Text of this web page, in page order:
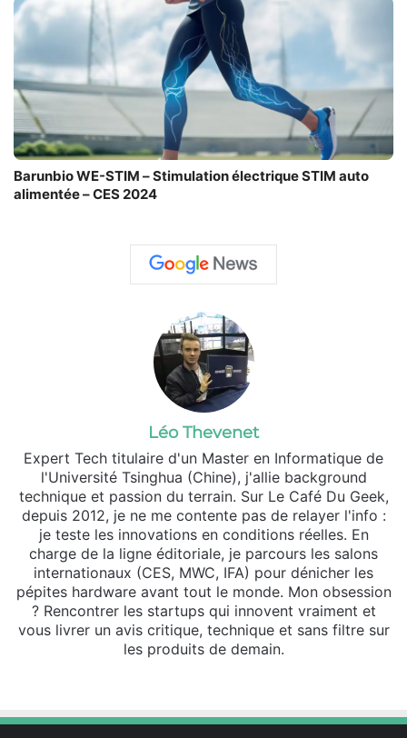
Barunbio WE-STIM – Stimulation électrique STIM auto
alimentée – CES 2024
Léo Thevenet
Expert Tech titulaire d'un Master en Informatique de
l'Université Tsinghua (Chine), j'allie background
technique et passion du terrain. Sur Le Café Du Geek,
depuis 2012, je ne me contente pas de relayer l'info :
je teste les innovations en conditions réelles. En
charge de la ligne éditoriale, je parcours les salons
internationaux (CES, MWC, IFA) pour dénicher les
pépites hardware avant tout le monde. Mon obsession
? Rencontrer les startups qui innovent vraiment et
vous livrer un avis critique, technique et sans filtre sur
les produits de demain.